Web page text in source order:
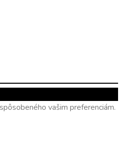
vašim preferenciám.